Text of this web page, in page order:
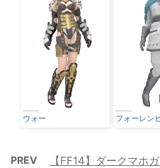
ウォー フォーレン
PREV
【FF14】ダークマホ